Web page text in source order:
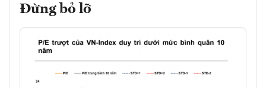
Đừng bỏ lỡ